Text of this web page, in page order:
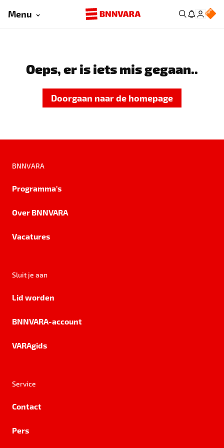
Menu
Oeps, er is iets mis gegaan..
Doorgaan naar de homepage
BNNVARA
Programma's
Over BNNVARA
Vacatures
Sluit je aan
Lid worden
BNNVARA-account
VARAgids
Service
Contact
Pers